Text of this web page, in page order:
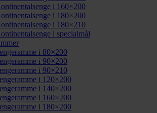
i 160×200
i 180×200
i 180×210
i specialmål
i 80×200
i 90×200
i 90×210
i 120×200
i 140×200
i 160×200
i 180×200